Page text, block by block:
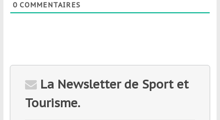
0COMMENTAIRES
La Newsletter de Sport et
Tourisme.